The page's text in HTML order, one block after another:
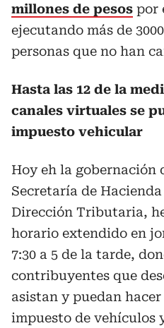
millones de pesos por
ejecutando más de
personas que no han
Hasta las 12 de la
canales virtuales se
impuesto vehicular
Hoy eh la gobernación
Secretaría de
Dirección Tributaria,
horario extendido en
7:30 a 5 de la tarde,
contribuyentes que
asistan y puedan
impuesto de vehículos